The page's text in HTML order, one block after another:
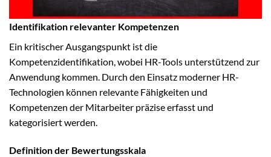
Identifikation relevanter Kompetenzen
Ein kritischer Ausgangspunkt ist die
Kompetenzidentifikation, wobei HR-Tools unterstützend zur
Anwendung kommen. Durch den Einsatz moderner HR-
Technologien können relevante Fähigkeiten und
Kompetenzen der Mitarbeiter präzise erfasst und
kategorisiert werden.
Definition der Bewertungsskala